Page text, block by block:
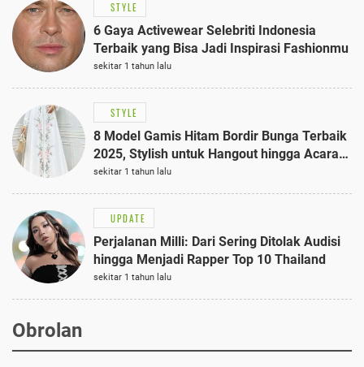
STYLE
6 Gaya Activewear Selebriti Indonesia
Terbaik yang Bisa Jadi Inspirasi Fashionmu
sekitar 1 tahun lalu
STYLE
8 Model Gamis Hitam Bordir Bunga Terbaik
2025, Stylish untuk Hangout hingga Acara
Semi-Formal
sekitar 1 tahun lalu
UPDATE
Perjalanan Milli: Dari Sering Ditolak Audisi
hingga Menjadi Rapper Top 10 Thailand
sekitar 1 tahun lalu
Obrolan